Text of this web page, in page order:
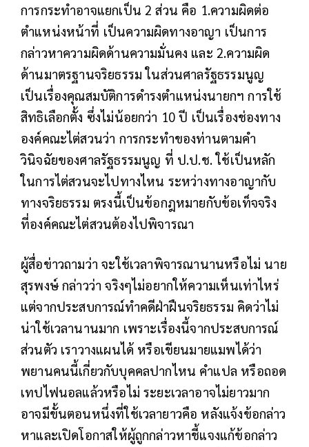
การกระทำอาจแยกเป็น 2 ส่วน คือ 1.ความผิดต่อ
ตำแหน่งหน้าที่ เป็นความผิดทางอาญา เป็นการ
กล่าวหาความผิดด้านความมั่นคง และ 2.ความผิด
ด้านมาตรฐานจริยธรรม ในส่วนศาลรัฐธรรมนูญ
เป็นเรื่องคุณสมบัติการดำรงตำแหน่งนายกฯ การใช้
สิทธิเลือกตั้ง ซึ่งไม่น้อยกว่า 10 ปี เป็นเรื่องช่องทาง
องค์คณะไต่สวนว่า การกระทำของท่านตามคำ
วินิจฉัยของศาลรัฐธรรมนูญ ที่ ป.ป.ช. ใช้เป็นหลัก
ในการไต่สวนจะไปทางไหน ระหว่างทางอาญากับ
ทางจริยธรรม ตรงนี้เป็นข้อกฎหมายกับข้อเท็จจริง
ที่องค์คณะไต่สวนต้องไปพิจารณา
ผู้สื่อข่าวถามว่า จะใช้เวลาพิจารณานานหรือไม่ นาย
สุรพงษ์ กล่าวว่า จริงๆไม่อยากให้ความเห็นเท่าไหร่
แต่จากประสบการณ์ทำคดีฝ่าฝืนจริยธรรม คิดว่าไม่
น่าใช้เวลานานมาก เพราะเรื่องนี้จากประสบการณ์
ส่วนตัว เราวางแผนได้ หรือเขียนมายแมพได้ว่า
พยานคนนี้เกี่ยวกับบุคคลปากไหน คำแปล หรือถอด
เทปไฟนอลแล้วหรือไม่ ระยะเวลาอาจไม่ยาวมาก
อาจมีขั้นตอนหนึ่งที่ใช้เวลายาวคือ หลังแจ้งข้อกล่าว
หาและเปิดโอกาสให้ผู้ถูกกล่าวหาชี้แจงแก้ข้อกล่าว